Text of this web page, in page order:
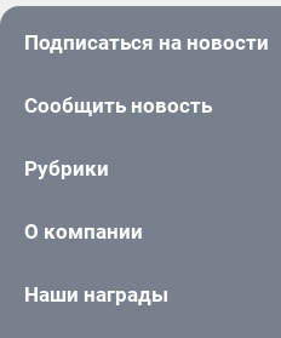
Подписаться на новости
Сообщить новость
Рубрики
О компании
Наши награды